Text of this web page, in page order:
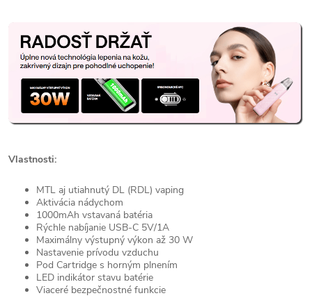
Vlastnosti:
MTL aj utiahnutý DL (RDL) vaping
Aktivácia nádychom
1000mAh vstavaná batéria
Rýchle nabíjanie USB-C 5V/1A
Maximálny výstupný výkon až 30 W
Nastavenie prívodu vzduchu
Pod Cartridge s horným plnením
LED indikátor stavu batérie
Viaceré bezpečnostné funkcie